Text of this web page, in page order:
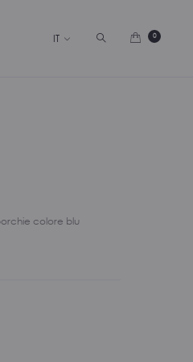
IT Cerca 0
colore blu